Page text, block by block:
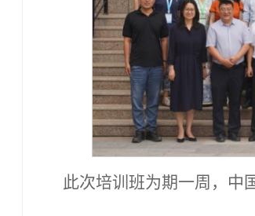
此次培训班为期一周，中